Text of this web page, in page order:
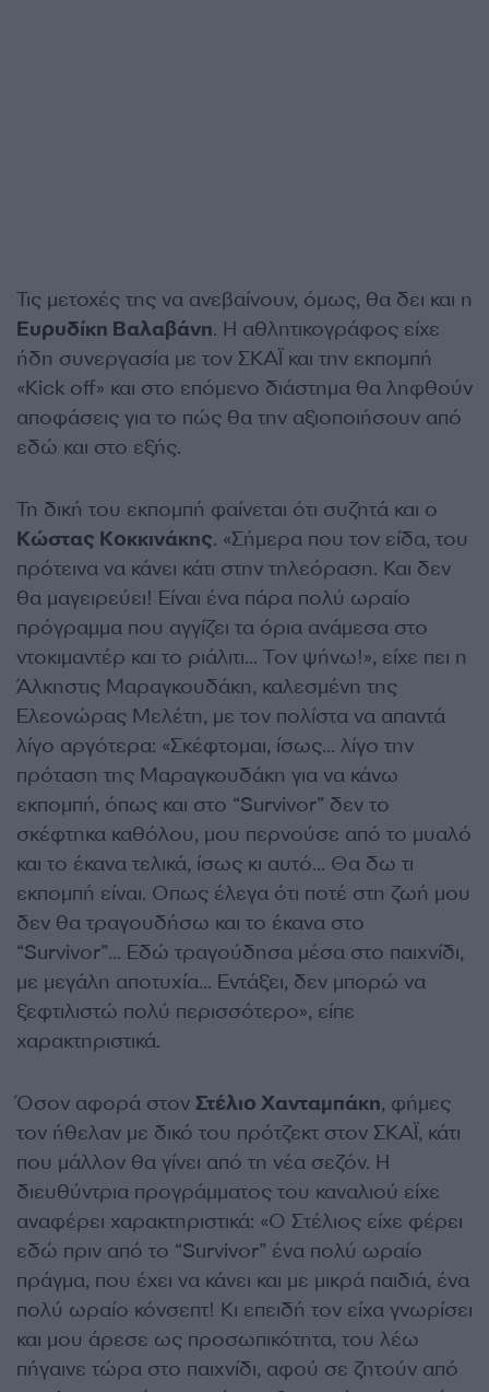
Τις μετοχές της να ανεβαίνουν, όμως, θα δει και η
Ευρυδίκη Βαλαβάνη. Η αθλητικογράφος είχε
ήδη συνεργασία με τον ΣΚΑΪ και την εκπομπή
«Kick off» και στο επόμενο διάστημα θα ληφθούν
αποφάσεις για το πώς θα την αξιοποιήσουν από
εδώ και στο εξής.
Τη δική του εκπομπή φαίνεται ότι συζητά και ο
Κώστας Κοκκινάκης. «Σήμερα που τον είδα, του
πρότεινα να κάνει κάτι στην τηλεόραση. Και δεν
θα μαγειρεύει! Είναι ένα πάρα πολύ ωραίο
πρόγραμμα που αγγίζει τα όρια ανάμεσα στο
ντοκιμαντέρ και το ριάλιτι… Τον ψήνω!», είχε πει η
Άλκηστις Μαραγκουδάκη, καλεσμένη της
Ελεονώρας Μελέτη, με τον πολίστα να απαντά
λίγο αργότερα: «Σκέφτομαι, ίσως… λίγο την
πρόταση της Μαραγκουδάκη για να κάνω
εκπομπή, όπως και στο “Survivor” δεν το
σκέφτηκα καθόλου, μου περνούσε από το μυαλό
και το έκανα τελικά, ίσως κι αυτό… Θα δω τι
εκπομπή είναι. Οπως έλεγα ότι ποτέ στη ζωή μου
δεν θα τραγουδήσω και το έκανα στο
“Survivor”… Eδώ τραγούδησα μέσα στο παιχνίδι,
με μεγάλη αποτυχία… Eντάξει, δεν μπορώ να
ξεφτιλιστώ πολύ περισσότερο», είπε
χαρακτηριστικά.
Όσον αφορά στον Στέλιο Χανταμπάκη, φήμες
τον ήθελαν με δικό του πρότζεκτ στον ΣΚΑΪ, κάτι
που μάλλον θα γίνει από τη νέα σεζόν. Η
διευθύντρια προγράμματος του καναλιού είχε
αναφέρει χαρακτηριστικά: «Ο Στέλιος είχε φέρει
εδώ πριν από το “Survivor” ένα πολύ ωραίο
πράγμα, που έχει να κάνει και με μικρά παιδιά, ένα
πολύ ωραίο κόνσεπτ! Κι επειδή τον είχα γνωρίσει
και μου άρεσε ως προσωπικότητα, του λέω
πήγαινε τώρα στο παιχνίδι, αφού σε ζητούν από